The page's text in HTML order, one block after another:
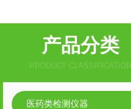
产品分类
PRODUCT CLASSIFICATION
医药类检测仪器